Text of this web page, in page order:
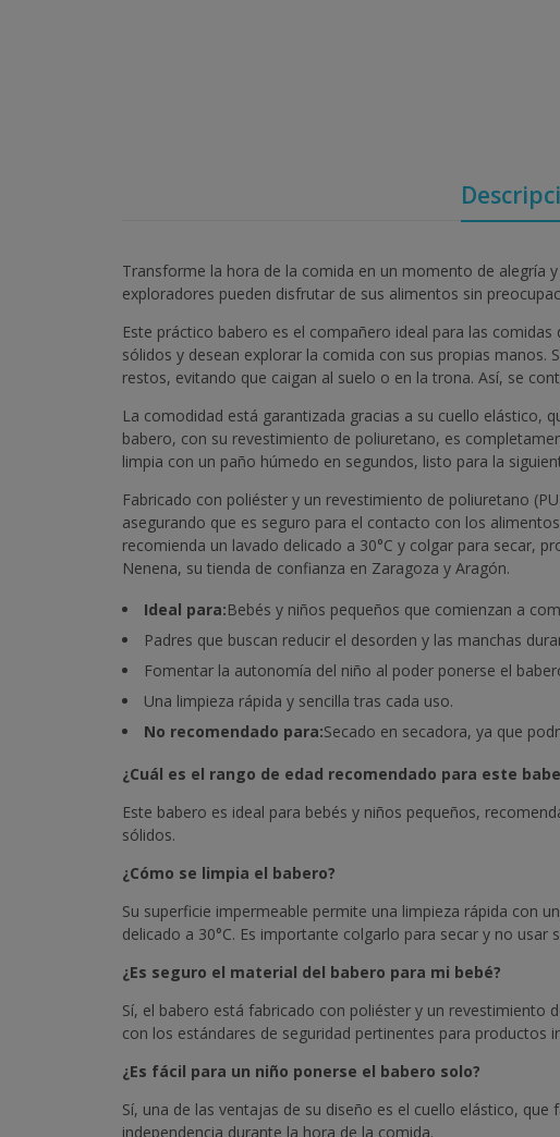
Transforme la hora de la comida en un momento de alegría
exploradores pueden disfrutar de sus alimentos sin
Este práctico babero es el compañero ideal para las
sólidos y desean explorar la comida con sus propias
restos, evitando que caigan al suelo o en la trona. Así, se
La comodidad está garantizada gracias a su cuello elástico,
babero, con su revestimiento de poliuretano, es
limpia con un paño húmedo en segundos, listo para la
Fabricado con poliéster y un revestimiento de poliuretano
asegurando que es seguro para el contacto con los
recomienda un lavado delicado a 30°C y colgar para secar,
Nenena, su tienda de confianza en Zaragoza y Aragón.
Ideal para:Bebés y niños pequeños que comienzan a
Padres que buscan reducir el desorden y las manchas
Fomentar la autonomía del niño al poder ponerse el
Una limpieza rápida y sencilla tras cada uso.
No recomendado para:Secado en secadora, ya que
¿Cuál es el rango de edad recomendado para este
Este babero es ideal para bebés y niños pequeños,
sólidos.
¿Cómo se limpia el babero?
Su superficie impermeable permite una limpieza rápida con
delicado a 30°C. Es importante colgarlo para secar y no usar
¿Es seguro el material del babero para mi bebé?
Sí, el babero está fabricado con poliéster y un revestimiento
con los estándares de seguridad pertinentes para productos
¿Es fácil para un niño ponerse el babero solo?
Sí, una de las ventajas de su diseño es el cuello elástico,
independencia durante la hora de la comida.